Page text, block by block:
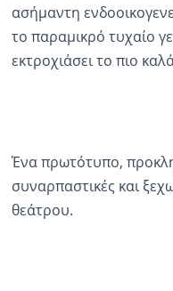
ασήμαντη
το παραμικρό τυχαίο
εκτροχιάσει το πιο
Ένα πρωτότυπο,
συναρπαστικές και
θεάτρου.